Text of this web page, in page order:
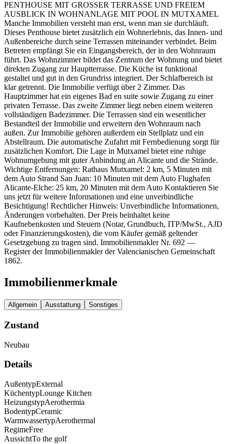
PENTHOUSE MIT GROSSER TERRASSE UND FREIEM
AUSBLICK IN WOHNANLAGE MIT POOL IN MUTXAMEL
Manche Immobilien versteht man erst, wenn man sie durchläuft.
Dieses Penthouse bietet zusätzlich ein Wohnerlebnis, das Innen- und
Außenbereiche durch seine Terrassen miteinander verbindet. Beim
Betreten empfängt Sie ein Eingangsbereich, der in den Wohnraum
führt. Das Wohnzimmer bildet das Zentrum der Wohnung und bietet
direkten Zugang zur Hauptterrasse. Die Küche ist funktional
gestaltet und gut in den Grundriss integriert. Der Schlafbereich ist
klar getrennt. Die Immobilie verfügt über 2 Zimmer. Das
Hauptzimmer hat ein eigenes Bad en suite sowie Zugang zu einer
privaten Terrasse. Das zweite Zimmer liegt neben einem weiteren
vollständigen Badezimmer. Die Terrassen sind ein wesentlicher
Bestandteil der Immobilie und erweitern den Wohnraum nach
außen. Zur Immobilie gehören außerdem ein Stellplatz und ein
Abstellraum. Die automatische Zufahrt mit Fernbedienung sorgt für
zusätzlichen Komfort. Die Lage in Mutxamel bietet eine ruhige
Wohnumgebung mit guter Anbindung an Alicante und die Strände.
Wichtige Entfernungen: Rathaus Mutxamel: 2 km, 5 Minuten mit
dem Auto Strand San Juan: 10 Minuten mit dem Auto Flughafen
Alicante-Elche: 25 km, 20 Minuten mit dem Auto Kontaktieren Sie
uns jetzt für weitere Informationen und eine unverbindliche
Besichtigung! Rechtlicher Hinweis: Unverbindliche Informationen,
Änderungen vorbehalten. Der Preis beinhaltet keine
Kaufnebenkosten und Steuern (Notar, Grundbuch, ITP/MwSt., AJD
oder Finanzierungskosten), die vom Käufer gemäß geltender
Gesetzgebung zu tragen sind. Immobilienmakler Nr. 692 —
Register der Immobilienmakler der Valencianischen Gemeinschaft
1862.
Immobilienmerkmale
Allgemein Ausstattung Sonstiges
Zustand
Neubau
Details
AußentypExternal
KüchentypLounge Kitchen
HeizungstypAerothermia
BodentypCeramic
WarmwassertypAerothermal
RegimeFree
AussichtTo the golf